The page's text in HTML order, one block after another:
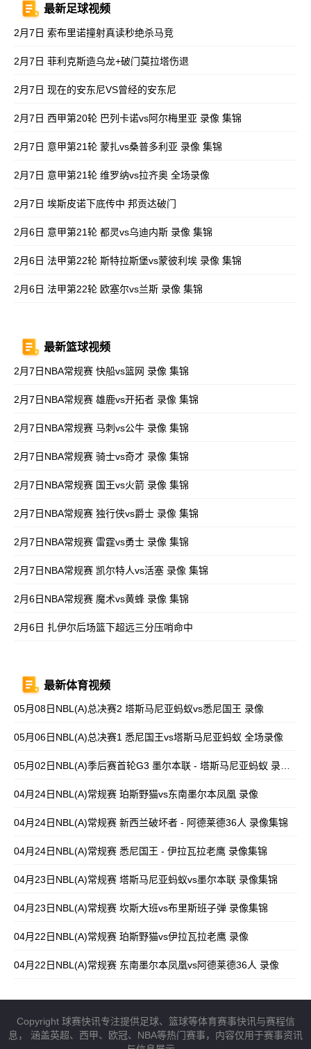
最新足球视频
2月7日 索布里诺撞射真读秒绝杀马竞
2月7日 菲利克斯造乌龙+破门莫拉塔伤退
2月7日 现在的安东尼VS曾经的安东尼
2月7日 西甲第20轮 巴列卡诺vs阿尔梅里亚 录像 集锦
2月7日 意甲第21轮 蒙扎vs桑普多利亚 录像 集锦
2月7日 意甲第21轮 维罗纳vs拉齐奥 全场录像
2月7日 埃斯皮诺下底传中 邦贡达破门
2月6日 意甲第21轮 都灵vs乌迪内斯 录像 集锦
2月6日 法甲第22轮 斯特拉斯堡vs蒙彼利埃 录像 集锦
2月6日 法甲第22轮 欧塞尔vs兰斯 录像 集锦
最新篮球视频
2月7日NBA常规赛 快船vs篮网 录像 集锦
2月7日NBA常规赛 雄鹿vs开拓者 录像 集锦
2月7日NBA常规赛 马刺vs公牛 录像 集锦
2月7日NBA常规赛 骑士vs奇才 录像 集锦
2月7日NBA常规赛 国王vs火箭 录像 集锦
2月7日NBA常规赛 独行侠vs爵士 录像 集锦
2月7日NBA常规赛 雷霆vs勇士 录像 集锦
2月7日NBA常规赛 凯尔特人vs活塞 录像 集锦
2月6日NBA常规赛 魔术vs黄蜂 录像 集锦
2月6日 扎伊尔后场篮下超远三分压哨命中
最新体育视频
05月08日NBL(A)总决赛2 塔斯马尼亚蚂蚁vs悉尼国王 录像
05月06日NBL(A)总决赛1 悉尼国王vs塔斯马尼亚蚂蚁 全场录像
05月02日NBL(A)季后赛首轮G3 墨尔本联 - 塔斯马尼亚蚂蚁 录像集锦
04月24日NBL(A)常规赛 珀斯野猫vs东南墨尔本凤凰 录像
04月24日NBL(A)常规赛 新西兰破坏者 - 阿德莱德36人 录像集锦
04月24日NBL(A)常规赛 悉尼国王 - 伊拉瓦拉老鹰 录像集锦
04月23日NBL(A)常规赛 塔斯马尼亚蚂蚁vs墨尔本联 录像集锦
04月23日NBL(A)常规赛 坎斯大班vs布里斯班子弹 录像集锦
04月22日NBL(A)常规赛 珀斯野猫vs伊拉瓦拉老鹰 录像
04月22日NBL(A)常规赛 东南墨尔本凤凰vs阿德莱德36人 录像
Copyright 球赛快讯专注提供足球、篮球等体育赛事快讯与赛程信
息， 涵盖英超、西甲、欧冠、NBA等热门赛事，内容仅用于赛事资讯